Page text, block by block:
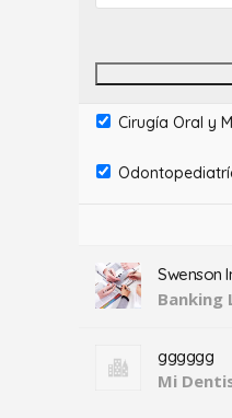
Cirugía Oral y
Swenson
Banking
gggggg
Mi